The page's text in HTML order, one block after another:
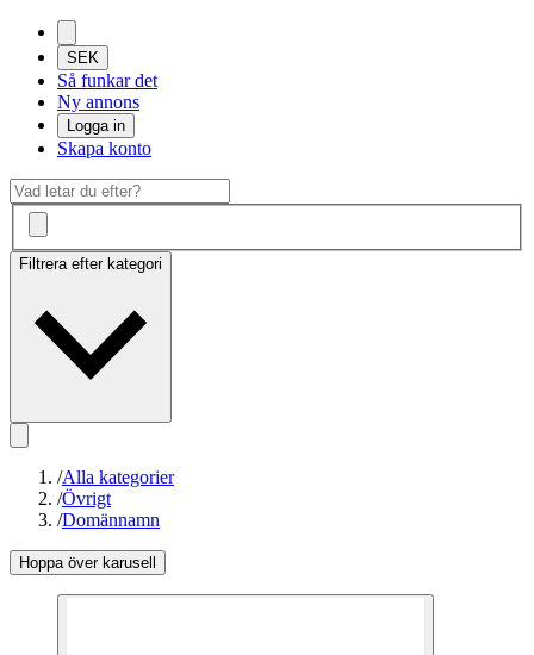
SEK
Så funkar det
Ny annons
Logga in
Skapa konto
Filtrera efter kategori
/Alla kategorier
/Övrigt
/Domännamn
Hoppa över karusell